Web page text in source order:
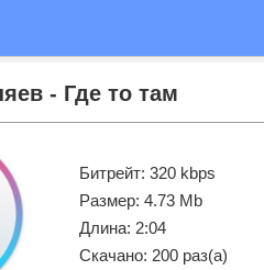
- Где то там
Битрейт: 320 kbps
Размер: 4.73 Mb
Длина: 2:04
Скачано: 200 раз(а)